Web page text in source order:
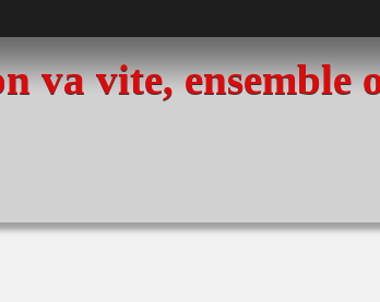
va vite, ensemble